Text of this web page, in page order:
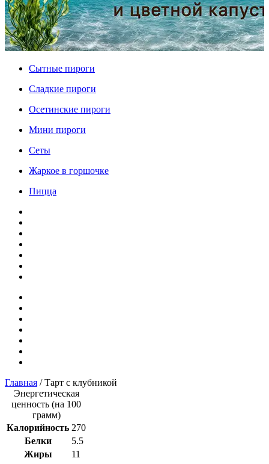
Сытные пироги
Сладкие пироги
Осетинские пироги
Мини пироги
Сеты
Жаркое в горшочке
Пицца
Главная / Тарт с клубникой
Энергетическая
ценность (на 100
грамм)
Калорийность 270
Белки
5.5
Жиры
11